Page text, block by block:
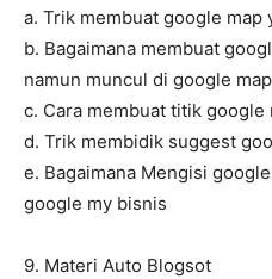
a. Trik membuat google map
b. Bagaimana membuat
namun muncul di google map
c. Cara membuat titik google
d. Trik membidik suggest
e. Bagaimana Mengisi
google my bisnis
9. Materi Auto Blogsot